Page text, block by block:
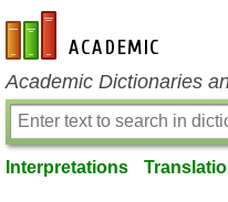
en-academic.com
Academic Dictionaries
Interpretations